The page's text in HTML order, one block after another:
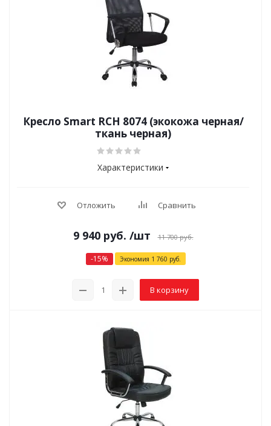
Кресло Smart RCH 8074 (экокожа черная/
ткань черная)
Характеристики
Отложить Сравнить
9 940руб. /шт 11 700руб.
-15% Экономия 1 760 руб.
В корзину